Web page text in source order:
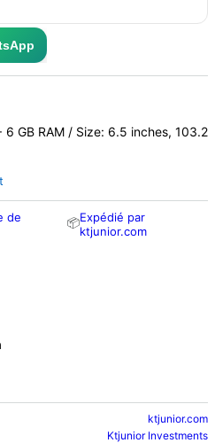
6 GB RAM / Size: 6.5 inches, 103.2
de
📦Expédié par
ktjunior.com
ktjunior.com
Ktjunior Investments